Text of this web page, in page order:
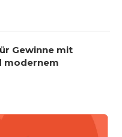
Gewinne mit
modernem